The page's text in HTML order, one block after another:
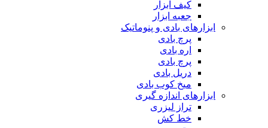
کیف ابزار
جعبه ابزار
ابزارهای بادی و پنوماتیک
پرچ بادی
اره بادی
پرچ بادی
دریل بادی
میخ کوب بادی
ابزارهای اندازه گیری
تراز لیزری
خط کش